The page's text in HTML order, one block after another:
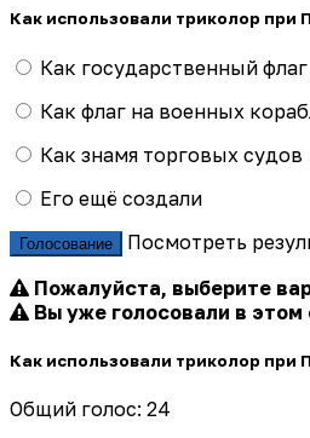
Как использовали триколор при
Как государственный флаг
Как флаг на военных
Как знамя торговых судов
Его ещё создали
Голосование
Посмотреть
Пожалуйста, выберите
Вы уже голосовали в этом
Как использовали триколор при
Общий голос: 24